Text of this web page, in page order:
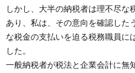
しかし、大半の納税者は理不尽
あり、私は、その意向を確認した
な税金の支払いを迫る税務職員に
した。
一般納税者が税法と企業会計に無